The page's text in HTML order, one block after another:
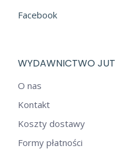
Facebook
WYDAWNICTWO JUT
O nas
Kontakt
Koszty dostawy
Formy płatności